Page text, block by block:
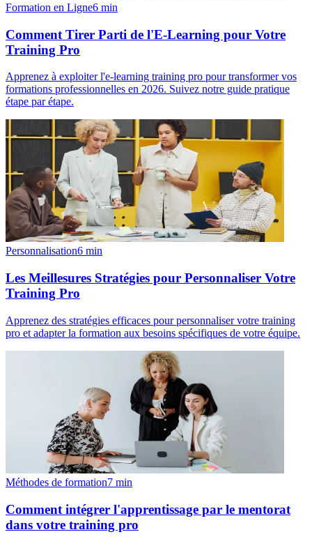
Formation en Ligne6 min
Comment Tirer Parti de l'E-Learning pour Votre
Training Pro
Apprenez à exploiter l'e-learning training pro pour transformer vos
formations professionnelles en 2026. Suivez notre guide pratique
étape par étape.
Personnalisation6 min
Les Meillesures Stratégies pour Personnaliser Votre
Training Pro
Apprenez des stratégies efficaces pour personnaliser votre training
pro et adapter la formation aux besoins spécifiques de votre équipe.
Méthodes de formation7 min
Comment intégrer l'apprentissage par le mentorat
dans votre training pro